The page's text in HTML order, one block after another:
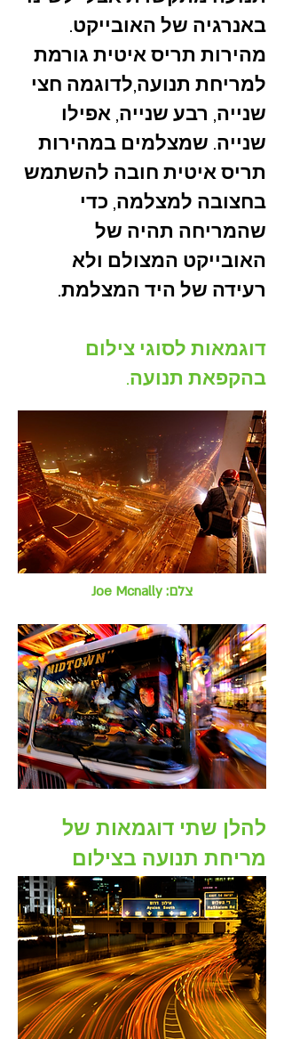
באנרגיה של האובייקט.
מהירות תריס איטית גורמת
למריחת תנועה,לדוגמה חצי
שנייה, רבע שנייה, אפילו
שנייה. שמצלמים במהירות
תריס איטית חובה להשתמש
בחצובה למצלמה, כדי
שהמריחה תהיה של
האובייקט המצולם ולא
רעידה של היד המצלמת.
דוגמאות לסוגי צילום
בהקפאת תנועה.
Joe Mcnally :צלם
להלן שתי דוגמאות של
מריחת תנועה בצילום